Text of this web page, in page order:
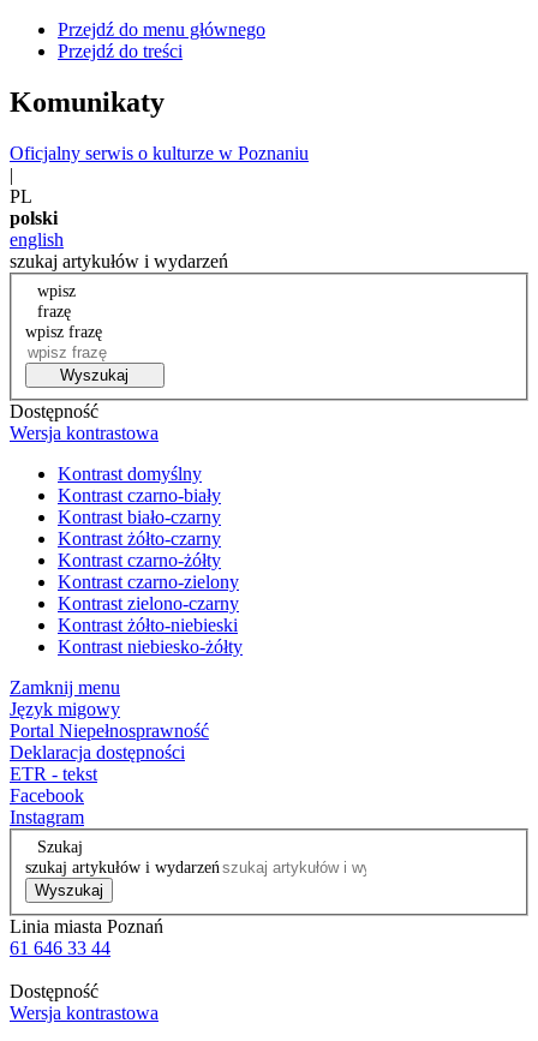
Przejdź do menu głównego
Przejdź do treści
Komunikaty
Oficjalny serwis o kulturze w Poznaniu
|
PL
polski
english
szukaj artykułów i wydarzeń
wpisz
frazę
wpisz frazę
Wyszukaj
Dostępność
Wersja kontrastowa
Kontrast domyślny
Kontrast czarno-biały
Kontrast biało-czarny
Kontrast żółto-czarny
Kontrast czarno-żółty
Kontrast czarno-zielony
Kontrast zielono-czarny
Kontrast żółto-niebieski
Kontrast niebiesko-żółty
Zamknij menu
Język migowy
Portal Niepełnosprawność
Deklaracja dostępności
ETR - tekst
Facebook
Instagram
Szukaj
szukaj artykułów i wydarzeń
Wyszukaj
Linia miasta Poznań
61 646 33 44
Dostępność
Wersja kontrastowa